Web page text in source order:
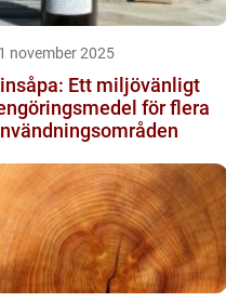
november 2025
Ett miljövänligt
för flera